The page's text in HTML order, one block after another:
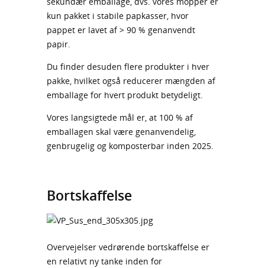
kun pakket i stabile papkasser, hvor
pappet er lavet af > 90 % genanvendt
papir.
Du finder desuden flere produkter i hver
pakke, hvilket også reducerer mængden af
emballage for hvert produkt betydeligt.
Vores langsigtede mål er, at 100 % af
emballagen skal være genanvendelig,
genbrugelig og komposterbar inden 2025.
Bortskaffelse
Overvejelser vedrørende bortskaffelse er
en relativt ny tanke inden for